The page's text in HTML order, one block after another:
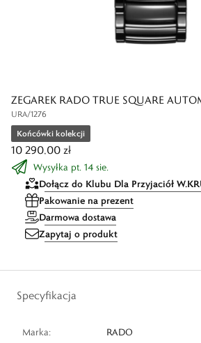
ZEGAREK RADO TRUE SQUARE
URA/1276
Końcówki kolekcji
10 290,00 zł
Wysyłka pt. 14 sie.
Dołącz do Klubu Dla Przyjaciół
Pakowanie na prezent
Darmowa dostawa
Zapytaj o produkt
Specyfikacja
Marka:
RADO